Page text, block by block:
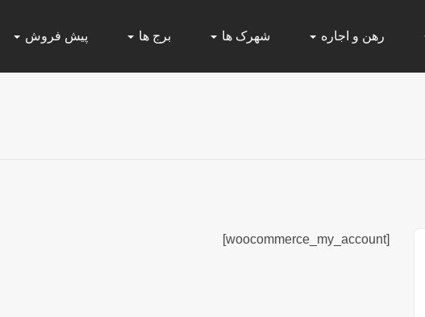
رهن و اجاره شهرک ها برج ها پیش فروش
[woocommerce_my_account]